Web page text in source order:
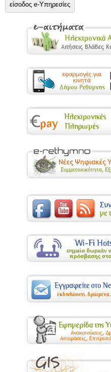
είσοδος e-Υπηρεσίες